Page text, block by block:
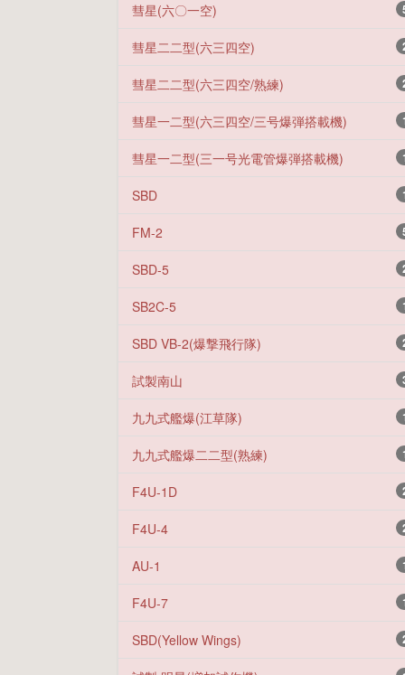
彗星(六〇一空)
彗星二二型(六三四空)
彗星二二型(六三四空/熟練)
彗星一二型(六三四空/三号爆弾搭載機)
彗星一二型(三一号光電管爆弾搭載機)
SBD
FM-2
SBD-5
SB2C-5
SBD VB-2(爆撃飛行隊)
試製南山
九九式艦爆(江草隊)
九九式艦爆二二型(熟練)
F4U-1D
F4U-4
AU-1
F4U-7
SBD(Yellow Wings)